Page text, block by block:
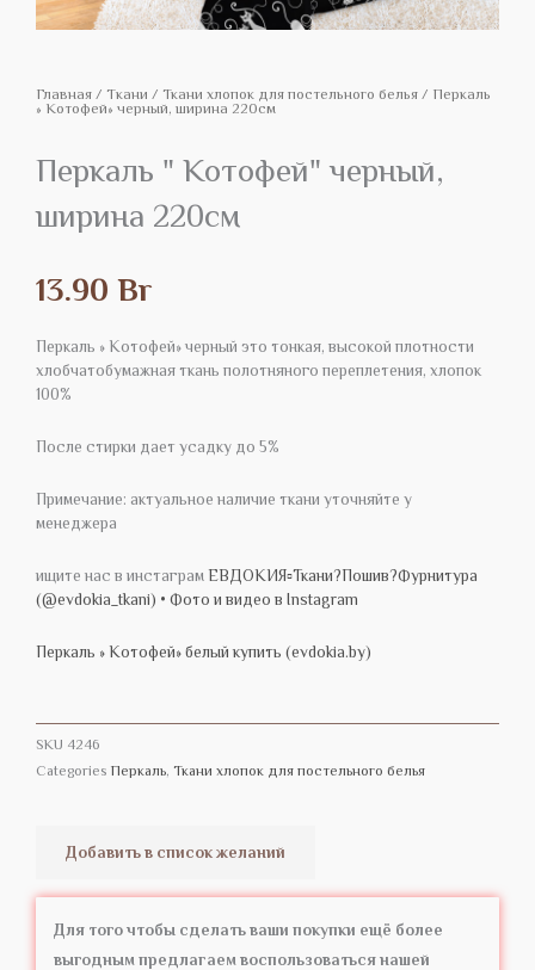
Главная / Tкани / Ткани хлопок для постельного белья / Перкаль
» Котофей» черный, ширина 220см
Перкаль " Котофей" черный,
ширина 220см
13.90 Br
Перкаль » Котофей» черный это тонкая, высокой плотности
хлобчатобумажная ткань полотняного переплетения, хлопок
100%
После стирки дает усадку до 5%
Примечание: актуальное наличие ткани уточняйте у
менеджера
ищите нас в инстаграм ЕВДОКИЯ▫️Ткани?Пошив?Фурнитура
(@evdokia_tkani) • Фото и видео в Instagram
Перкаль » Котофей» белый купить (evdokia.by)
SKU 4246
Categories Перкаль, Ткани хлопок для постельного белья
Добавить в список желаний
Для того чтобы сделать ваши покупки ещё более
выгодным предлагаем воспользоваться нашей